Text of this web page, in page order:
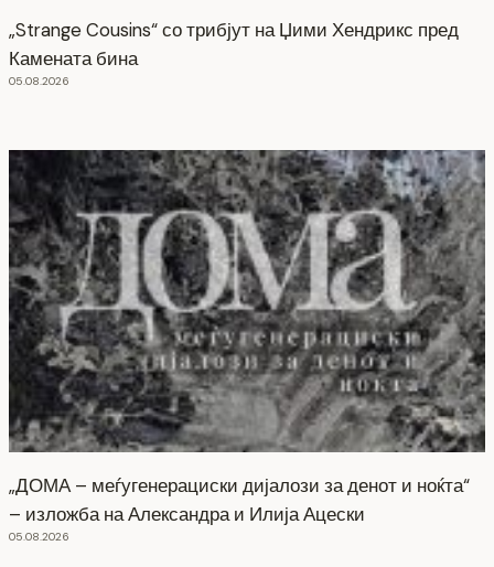
„Strange Cousins“ со трибјут на Џими Хендрикс пред
Камената бина
05.08.2026
„ДОМА – меѓугенерациски дијалози за денот и ноќта“
– изложба на Александра и Илија Ацески
05.08.2026